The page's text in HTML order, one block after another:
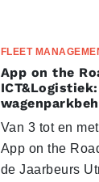
FLEET
App on the
Van 3 tot en
App on the
de Jaarbeurs